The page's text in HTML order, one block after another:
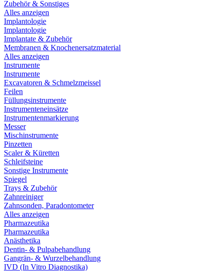
Zubehör & Sonstiges
Alles anzeigen
Implantologie
Implantologie
Implantate & Zubehör
Membranen & Knochenersatzmaterial
Alles anzeigen
Instrumente
Instrumente
Excavatoren & Schmelzmeissel
Feilen
Füllungsinstrumente
Instrumenteneinsätze
Instrumentenmarkierung
Messer
Mischinstrumente
Pinzetten
Scaler & Küretten
Schleifsteine
Sonstige Instrumente
Spiegel
Trays & Zubehör
Zahnreiniger
Zahnsonden, Paradontometer
Alles anzeigen
Pharmazeutika
Pharmazeutika
Anästhetika
Dentin- & Pulpabehandlung
Gangrän- & Wurzelbehandlung
IVD (In Vitro Diagnostika)